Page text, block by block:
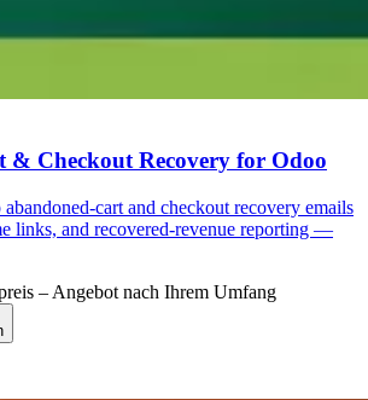
& Checkout Recovery for Odoo
cart and checkout recovery emails
links, and recovered-revenue reporting —
– Angebot nach Ihrem Umfang